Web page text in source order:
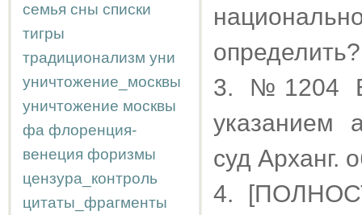
семья сны списки
тигры
традиционализм уни
уничтожение_москвы
уничтожение москвы
фа флоренция-
венеция форизмы
цензура_контроль
цитаты_фрагменты
определить?
3. №1204
указанием
суд Арханг.
4.